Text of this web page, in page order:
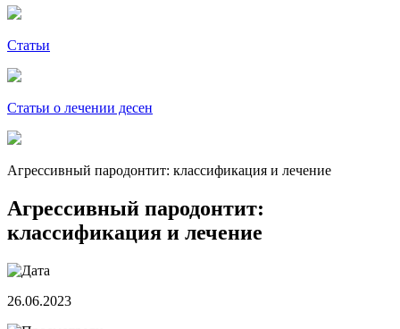
Статьи
Статьи о лечении десен
Агрессивный пародонтит: классификация и лечение
Агрессивный пародонтит:
классификация и лечение
26.06.2023